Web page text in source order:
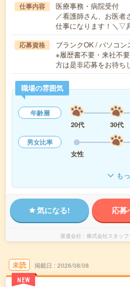
仕事内容
医療事務・病院受付
／看護師さん、お医者
仕事になります！＼▽
応募資格
ブランクOK / パソコ
※履歴書不要・来社不
方は是非応募をお待
職場の雰囲気
年齢層
20代
30代
男女比率
女性
も
気になる! 応募
派遣会社 株式会社スタッ
未読
NEW
掲載日 2026/08/08